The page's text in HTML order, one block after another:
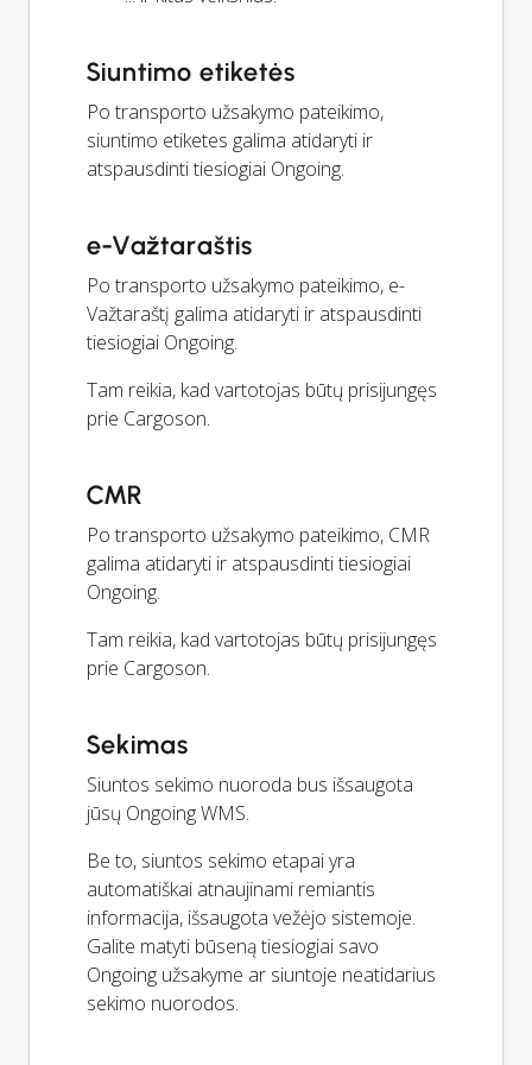
Siuntimo etiketės
Po transporto užsakymo pateikimo,
siuntimo etiketes galima atidaryti ir
atspausdinti tiesiogiai Ongoing.
e-Važtaraštis
Po transporto užsakymo pateikimo, e-
Važtaraštį galima atidaryti ir atspausdinti
tiesiogiai Ongoing.
Tam reikia, kad vartotojas būtų prisijungęs
prie Cargoson.
CMR
Po transporto užsakymo pateikimo, CMR
galima atidaryti ir atspausdinti tiesiogiai
Ongoing.
Tam reikia, kad vartotojas būtų prisijungęs
prie Cargoson.
Sekimas
Siuntos sekimo nuoroda bus išsaugota
jūsų Ongoing WMS.
Be to, siuntos sekimo etapai yra
automatiškai atnaujinami remiantis
informacija, išsaugota vežėjo sistemoje.
Galite matyti būseną tiesiogiai savo
Ongoing užsakyme ar siuntoje neatidarius
sekimo nuorodos.